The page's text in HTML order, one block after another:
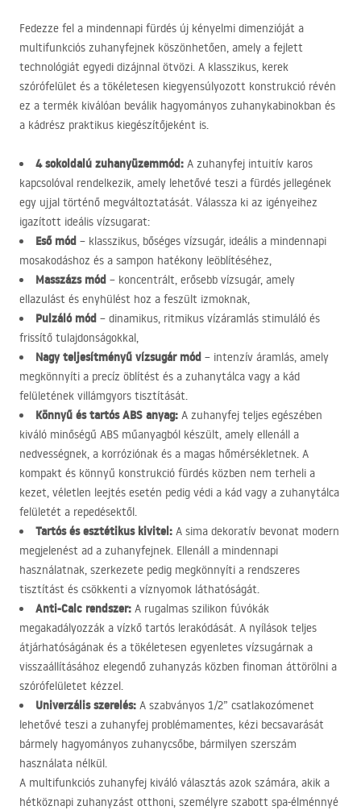
Fedezze fel a mindennapi fürdés új kényelmi dimenzióját a
multifunkciós zuhanyfejnek köszönhetően, amely a fejlett
technológiát egyedi dizájnnal ötvözi. A klasszikus, kerek
szórófelület és a tökéletesen kiegyensúlyozott konstrukció révén
ez a termék kiválóan beválik hagyományos zuhanykabinokban és
a kádrész praktikus kiegészítőjeként is.
4 sokoldalú zuhanyüzemmód: A zuhanyfej intuitív karos
kapcsolóval rendelkezik, amely lehetővé teszi a fürdés jellegének
egy ujjal történő megváltoztatását. Válassza ki az igényeihez
igazított ideális vízsugarat:
Eső mód – klasszikus, bőséges vízsugár, ideális a mindennapi
mosakodáshoz és a sampon hatékony leöblítéséhez,
Masszázs mód – koncentrált, erősebb vízsugár, amely
ellazulást és enyhülést hoz a feszült izmoknak,
Pulzáló mód – dinamikus, ritmikus vízáramlás stimuláló és
frissítő tulajdonságokkal,
Nagy teljesítményű vízsugár mód – intenzív áramlás, amely
megkönnyíti a precíz öblítést és a zuhanytálca vagy a kád
felületének villámgyors tisztítását.
Könnyű és tartósABS anyag: A zuhanyfej teljes egészében
kiváló minőségű ABS műanyagból készült, amely ellenáll a
nedvességnek, a korróziónak és a magas hőmérsékletnek. A
kompakt és könnyű konstrukció fürdés közben nem terheli a
kezet, véletlen leejtés esetén pedig védi a kád vagy a zuhanytálca
felületét a repedésektől.
Tartós és esztétikus kivitel: A sima dekoratív bevonat modern
megjelenést ad a zuhanyfejnek. Ellenáll a mindennapi
használatnak, szerkezete pedig megkönnyíti a rendszeres
tisztítást és csökkenti a víznyomok láthatóságát.
Anti-Calc rendszer: A rugalmas szilikon fúvókák
megakadályozzák a vízkő tartós lerakódását. A nyílások teljes
átjárhatóságának és a tökéletesen egyenletes vízsugárnak a
visszaállításához elegendő zuhanyzás közben finoman áttörölni a
szórófelületet kézzel.
Univerzális szerelés: A szabványos 1/2” csatlakozómenet
lehetővé teszi a zuhanyfej problémamentes, kézi becsavarását
bármely hagyományos zuhanycsőbe, bármilyen szerszám
használata nélkül.
A multifunkciós zuhanyfej kiváló választás azok számára, akik a
hétköznapi zuhanyzást otthoni, személyre szabott spa-élménnyé